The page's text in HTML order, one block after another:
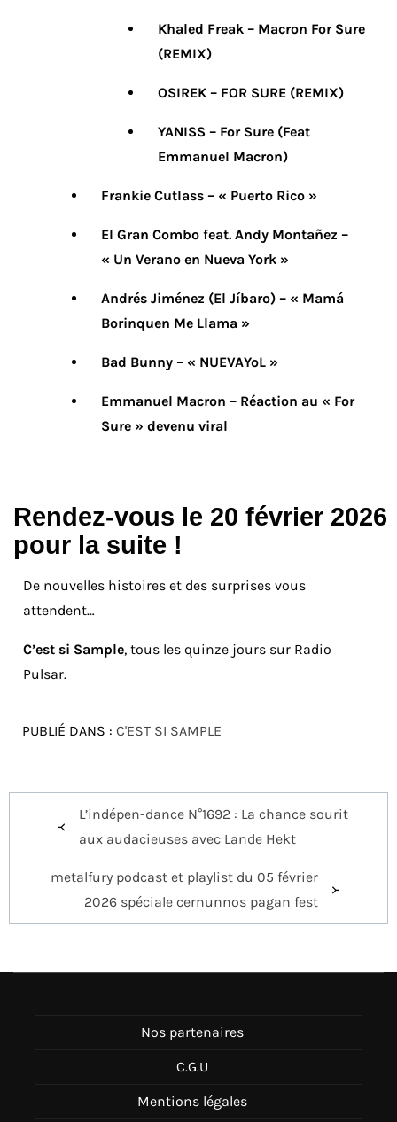
Khaled Freak – Macron For Sure
(REMIX)
OSIREK – FOR SURE (REMIX)
YANISS – For Sure (Feat
Emmanuel Macron)
Frankie Cutlass – « Puerto Rico »
El Gran Combo feat. Andy Montañez –
« Un Verano en Nueva York »
Andrés Jiménez (El Jíbaro) – « Mamá
Borinquen Me Llama »
Bad Bunny – « NUEVAYoL »
Emmanuel Macron – Réaction au « For
Sure » devenu viral
Rendez-vous le 20 février 2026
pour la suite !
De nouvelles histoires et des surprises vous
attendent…
C’est si Sample, tous les quinze jours sur Radio
Pulsar.
PUBLIÉ DANS : C'EST SI SAMPLE
NavigationL’indépen-dance N°1692 : La chance sourit
aux audacieuses avec Lande Hekt
metalfury podcast et playlist du 05 février
2026 spéciale cernunnos pagan fest
Nos partenaires
C.G.U
Mentions légales